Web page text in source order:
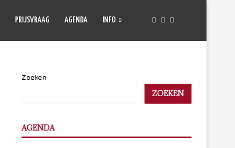
PRIJSVRAAG AGENDA INFO
Zoeken
ZOEKEN
AGENDA